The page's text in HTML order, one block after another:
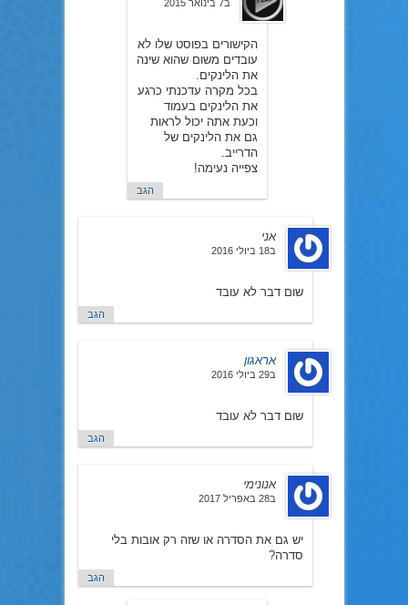
ב7 בינואר 2015
הקישורים בפוסט שלו לא
עובדים משום שהוא שינה
את הלינקים.
בכל מקרה עדכנתי כרגע
את הלינקים בעמוד
וכעת אתה יכול לראות
גם את הלינקים של
הדרייב.
צפייה נעימה!
הגב
אני
ב18 ביולי 2016
שום דבר לא עובד
הגב
אראגון
ב29 ביולי 2016
שום דבר לא עובד
הגב
אנונימי
ב28 באפריל 2017
יש גם את הסדרה או שזה רק אובות בלי
סדרה?
הגב